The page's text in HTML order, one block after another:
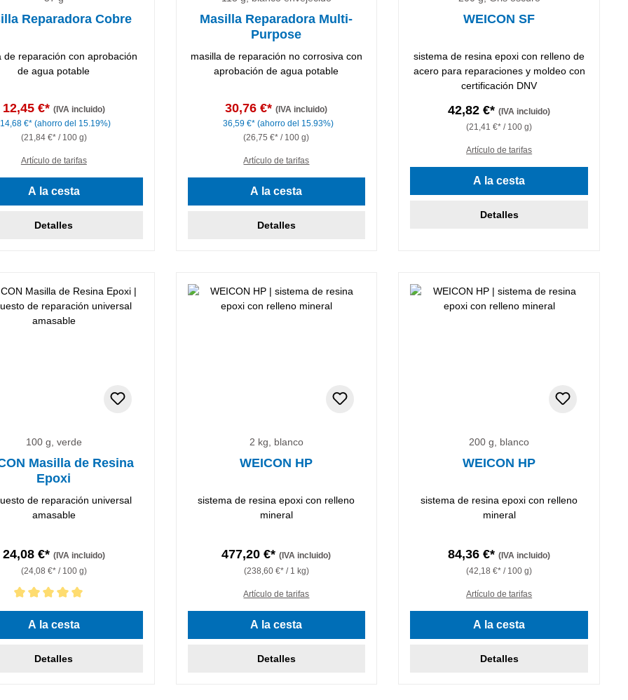
Reparadora Cobre
de reparación con aprobación
de agua potable
12,45 €* (IVA incluido)
14,68 €* (ahorro del 15.19%)
(21,84 €* / 100 g)
Artículo de tarifas
A la cesta
Detalles
Masilla Reparadora Multi-
Purpose
masilla de reparación no corrosiva con
aprobación de agua potable
30,76 €*(IVA incluido)
36,59 €* (ahorro del 15.93%)
(26,75 €* / 100 g)
Artículo de tarifas
A la cesta
Detalles
WEICON SF
sistema de resina epoxi con relleno de
acero para reparaciones y moldeo con
certificación DNV
42,82 €*(IVA incluido)
(21,41 €* / 100 g)
Artículo de tarifas
A la cesta
Detalles
100 g, verde
Masilla de Resina
Epoxi
de reparación universal
amasable
24,08 €* (IVA incluido)
(24,08 €* / 100 g)
promedio de 5 de 5 estrellas
A la cesta
Detalles
2 kg, blanco
WEICON HP
sistema de resina epoxi con relleno
mineral
477,20 €*(IVA incluido)
(238,60 €* / 1 kg)
Artículo de tarifas
A la cesta
Detalles
200 g, blanco
WEICON HP
sistema de resina epoxi con relleno
mineral
84,36 €*(IVA incluido)
(42,18 €* / 100 g)
Artículo de tarifas
A la cesta
Detalles